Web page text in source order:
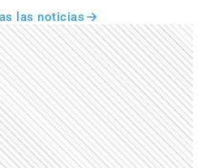
las noticias